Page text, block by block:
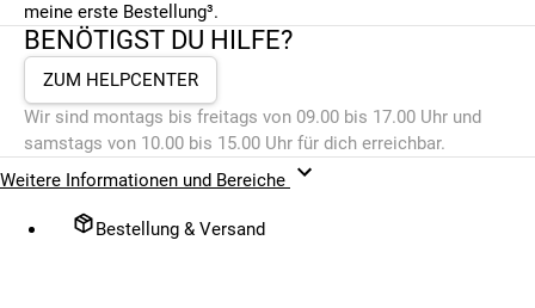
meine erste Bestellung³.
BENÖTIGST DU HILFE?
ZUM HELPCENTER
Wir sind montags bis freitags von 09.00 bis 17.00 Uhr und
samstags von 10.00 bis 15.00 Uhr für dich erreichbar.
Weitere Informationen und Bereiche
Bestellung & Versand